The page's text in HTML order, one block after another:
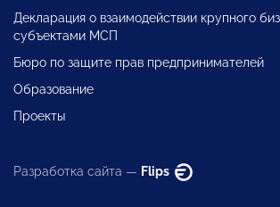
Декларация о взаимодействии крупного
субъектами МСП
Бюро по защите прав предпринимателей
Образование
Проекты
Разработка сайта — Flips